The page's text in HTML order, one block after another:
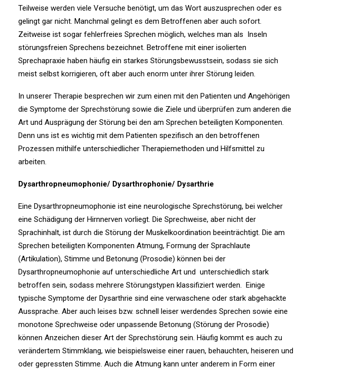
Teilweise werden viele Versuche benötigt, um das Wort auszusprechen oder es
gelingt gar nicht. Manchmal gelingt es dem Betroffenen aber auch sofort.
Zeitweise ist sogar fehlerfreies Sprechen möglich, welches man als Inseln
störungsfreien Sprechens bezeichnet. Betroffene mit einer isolierten
Sprechapraxie haben häufig ein starkes Störungsbewusstsein, sodass sie sich
meist selbst korrigieren, oft aber auch enorm unter ihrer Störung leiden.
In unserer Therapie besprechen wir zum einen mit den Patienten und Angehörigen
die Symptome der Sprechstörung sowie die Ziele und überprüfen zum anderen die
Art und Ausprägung der Störung bei den am Sprechen beteiligten Komponenten.
Denn uns ist es wichtig mit dem Patienten spezifisch an den betroffenen
Prozessen mithilfe unterschiedlicher Therapiemethoden und Hilfsmittel zu
arbeiten.
Dysarthropneumophonie/ Dysarthrophonie/ Dysarthrie
Eine Dysarthropneumophonie ist eine neurologische Sprechstörung, bei welcher
eine Schädigung der Hirnnerven vorliegt. Die Sprechweise, aber nicht der
Sprachinhalt, ist durch die Störung der Muskelkoordination beeinträchtigt. Die am
Sprechen beteiligten Komponenten Atmung, Formung der Sprachlaute
(Artikulation), Stimme und Betonung (Prosodie) können bei der
Dysarthropneumophonie auf unterschiedliche Art und unterschiedlich stark
betroffen sein, sodass mehrere Störungstypen klassifiziert werden. Einige
typische Symptome der Dysarthrie sind eine verwaschene oder stark abgehackte
Aussprache. Aber auch leises bzw. schnell leiser werdendes Sprechen sowie eine
monotone Sprechweise oder unpassende Betonung (Störung der Prosodie)
können Anzeichen dieser Art der Sprechstörung sein. Häufig kommt es auch zu
verändertem Stimmklang, wie beispielsweise einer rauen, behauchten, heiseren und
oder gepressten Stimme. Auch die Atmung kann unter anderem in Form einer